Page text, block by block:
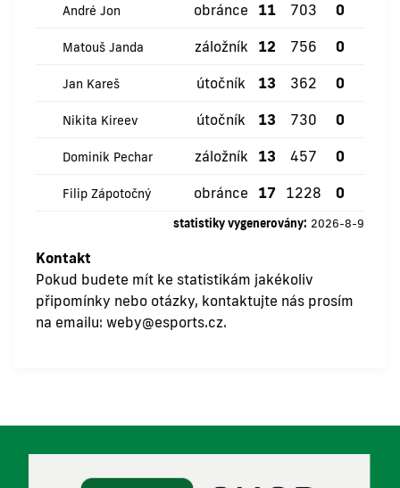
André Jon obránce 11 703 0
Matouš Janda záložník 12 756 0
Jan Kareš útočník 13 362 0
Nikita Kireev útočník 13 730 0
Dominik Pechar záložník 13 457 0
Filip Zápotočný obránce 17 1228 0
statistiky vygenerovány: 2026-8-9
Kontakt
Pokud budete mít ke statistikám jakékoliv
připomínky nebo otázky, kontaktujte nás prosím
na emailu: weby@esports.cz.